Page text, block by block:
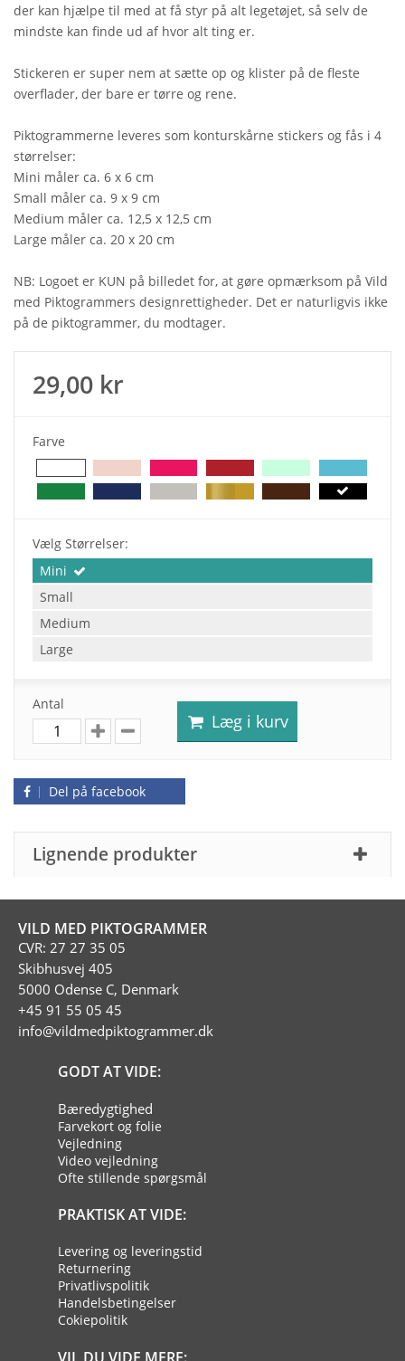
der kan hjælpe til med at få styr på alt legetøjet, så selv de
mindste kan finde ud af hvor alt ting er.
Stickeren er super nem at sætte op og klister på de fleste
overflader, der bare er tørre og rene.
Piktogrammerne leveres som konturskårne stickers og fås i 4
størrelser:
Mini måler ca. 6 x 6 cm
Small måler ca. 9 x 9 cm
Medium måler ca. 12,5 x 12,5 cm
Large måler ca. 20 x 20 cm
NB: Logoet er KUN på billedet for, at gøre opmærksom på Vild
med Piktogrammers designrettigheder. Det er naturligvis ikke
på de piktogrammer, du modtager.
29,00 kr
Farve
Vælg Størrelser:
Mini
Small
Medium
Large
Antal
Læg i kurv
Del på facebook
Lignende produkter
VILD MED PIKTOGRAMMER
CVR: 27 27 35 05
Skibhusvej 405
5000 Odense C, Denmark
+45 91 55 05 45
info@vildmedpiktogrammer.dk
GODT AT VIDE:
Bæredygtighed
Farvekort og folie
Vejledning
Video vejledning
Ofte stillende spørgsmål
PRAKTISK AT VIDE:
Levering og leveringstid
Returnering
Privatlivspolitik
Handelsbetingelser
Cokiepolitik